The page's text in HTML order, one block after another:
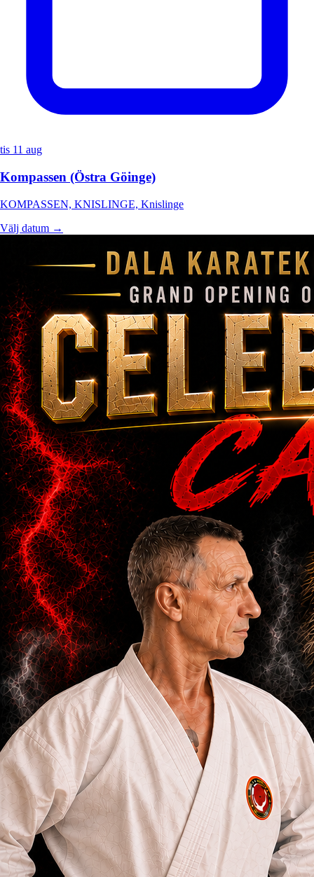
tis 11 aug
Kompassen (Östra Göinge)
KOMPASSEN, KNISLINGE, Knislinge
Välj datum →